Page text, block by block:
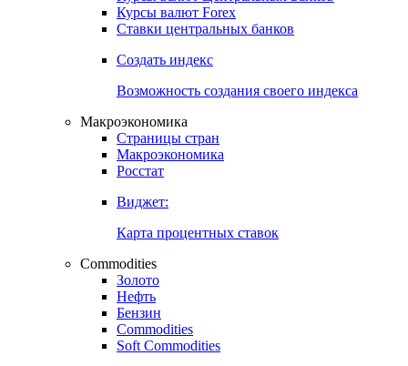
Индикаторы рынка
Поиск индексов
Курсы валют Центральных Банков
Ставки центральных банков
Создать индекс
Возможность создания своего индекса
Страницы стран
Росстат
Виджет:
Карта процентных ставок
Commodities
Золото